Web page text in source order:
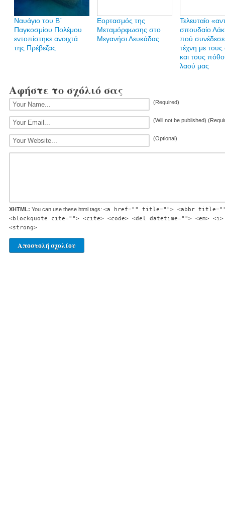
Ναυάγιο του Β΄
Παγκοσμίου Πολέμου
εντοπίστηκε ανοιχτά
της Πρέβεζας
Εορτασμός της
Μεταμόρφωσης στο
Μεγανήσι Λευκάδας
Τελευταίο
σπουδαίο
πού
τέχνη με
και τους
λαού μας
Αφήστε το σχόλιό σας
(Required)
(Will not be published)
(Optional)
XHTML: You can use these html tags: <a href="" title=""> <abbr
<blockquote cite=""> <cite> <code> <del datetime=""> <em>
<strong>